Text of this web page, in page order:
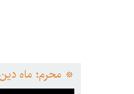
* محرم؛ ماه